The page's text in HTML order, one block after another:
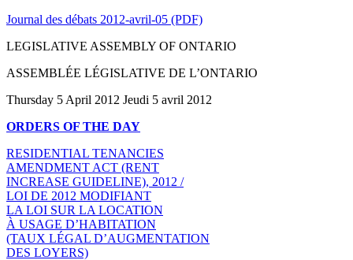
Journal des débats 2012-avril-05 (PDF)
LEGISLATIVE ASSEMBLY OF ONTARIO
ASSEMBLÉE LÉGISLATIVE DE L’ONTARIO
Thursday 5 April 2012 Jeudi 5 avril 2012
ORDERS OF THE DAY
RESIDENTIAL TENANCIES
AMENDMENT ACT (RENT
INCREASE GUIDELINE), 2012 /
LOI DE 2012 MODIFIANT
LA LOI SUR LA LOCATION
À USAGE D’HABITATION
(TAUX LÉGAL D’AUGMENTATION
DES LOYERS)